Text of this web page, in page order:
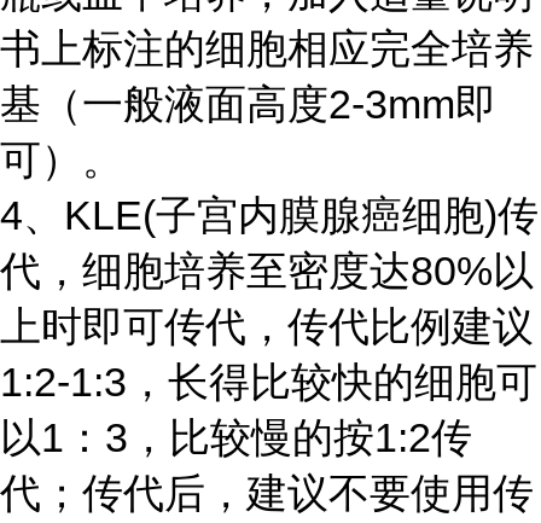
书上标注的细胞相应完全培养
基（一般液面高度2-3mm即
可）。
4、KLE(子宫内膜腺癌细胞)传
代，细胞培养至密度达80%以
上时即可传代，传代比例建议
1:2-1:3，长得比较快的细胞可
以1：3，比较慢的按1:2传
代；传代后，建议不要使用传